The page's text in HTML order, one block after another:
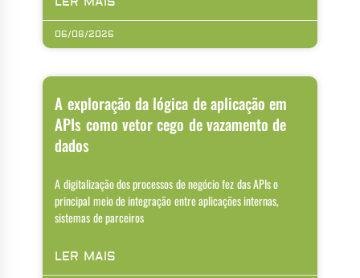
06/08/2026
A exploração da lógica de aplicação em
APIs como vetor cego de vazamento de
dados
A digitalização dos processos de negócio fez das APIs o
principal meio de integração entre aplicações internas,
sistemas de parceiros
LER MAIS